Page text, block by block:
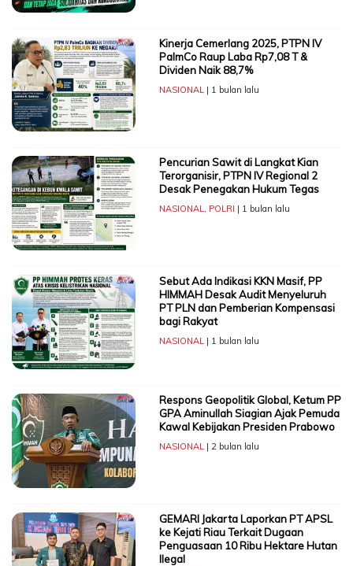
Kinerja Cemerlang 2025, PTPN IV
PalmCo Raup Laba Rp7,08 T &
Dividen Naik 88,7%
NASIONAL | 1 bulan lalu
Pencurian Sawit di Langkat Kian
Terorganisir, PTPN IV Regional 2
Desak Penegakan Hukum Tegas
NASIONAL POLRI | 1 bulan lalu
Sebut Ada Indikasi KKN Masif, PP
HIMMAH Desak Audit Menyeluruh
PT PLN dan Pemberian Kompensasi
bagi Rakyat
NASIONAL | 1 bulan lalu
Respons Geopolitik Global, Ketum PP
GPA Aminullah Siagian Ajak Pemuda
Kawal Kebijakan Presiden Prabowo
NASIONAL | 2 bulan lalu
GEMARI Jakarta Laporkan PT APSL
ke Kejati Riau Terkait Dugaan
Penguasaan 10 Ribu Hektare Hutan
Ilegal